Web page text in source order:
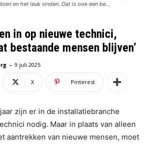
en het leuk vinden. Dat is ook een be...
in op nieuwe technici,
bestaande mensen blijven’
- 9 juli 2025
X Pinterest
zijn er in de installatiebranche
nodig. Maar in plaats van alleen
aantrekken van nieuwe mensen, moet